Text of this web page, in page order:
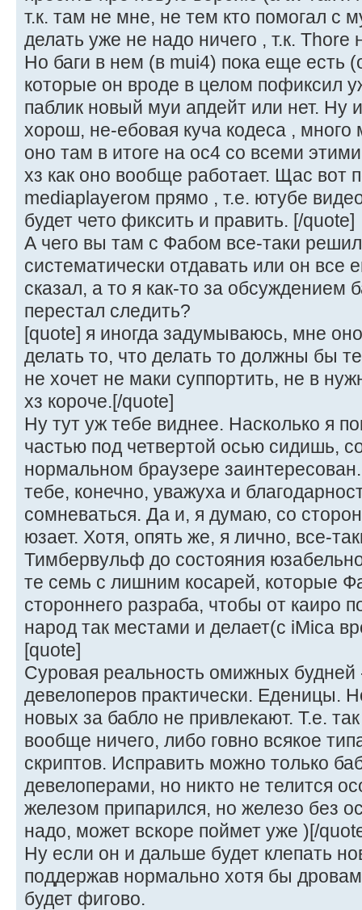
т.к. там не мне, не тем кто помогал с
делать уже не надо ничего , т.к. Thore
Но баги в нем (в mui4) пока еще есть
которые он вроде в целом пофиксил
паблик новый муи апдейт или нет. Ну
хорош, не-ебовая куча кодеса ,
оно там в итоге на ос4 со всеми
хз как оно вообще работает. Щас вот
mediaplayerом прямо , т.е. ютубе
будет чето фиксить и править. [/quote]
А чего вы там с Фабом все-таки
систематически отдавать или он все
сказал, а то я как-то за обсуждением
перестал следить?
[quote] я иногда задумываюсь, мне
делать то, что делать то должны бы
не хочет не маки суппортить, не в
хз короче.[/quote]
Ну тут уж тебе виднее. Насколько я
частью под четвертой осью сидишь,
нормальном браузере
тебе, конечно, уважуха и
сомневаться. Да и, я думаю, со
юзает. Хотя, опять же, я лично, все-
Тимбервульф до состояния
те семь с лишним косарей, которые
стороннего разраба, чтобы от каиро
народ так местами и делает(с iMica
[quote]
Суровая реальность омижных будней
девелоперов практически. Еденицы.
новых за бабло не привлекают. Т.е.
вообще ничего, либо говно всякое
скриптов. Исправить можно только
девелоперами, но никто не телится
железом припарился, но железо без
надо, может вскоре поймет уже )[/
Ну если он и дальше будет клепать
поддержав нормально хотя бы
будет фигово.